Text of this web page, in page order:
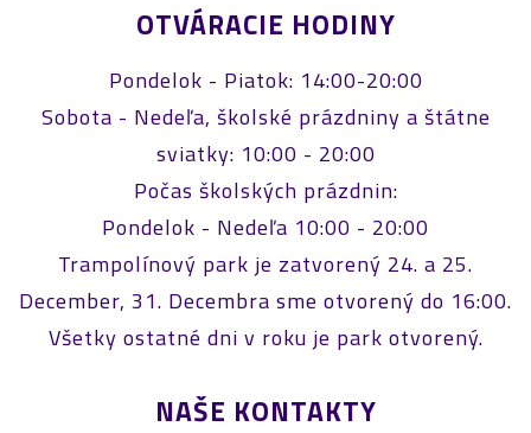
OTVÁRACIE HODINY
Pondelok - Piatok: 14:00-20:00
Sobota - Nedeľa, školské prázdniny a štátne
sviatky: 10:00 - 20:00
Počas školských prázdnin:
Pondelok - Nedeľa 10:00 - 20:00
Trampolínový park je zatvorený 24. a 25.
December, 31. Decembra sme otvorený do 16:00.
Všetky ostatné dni v roku je park otvorený.
NAŠE KONTAKTY